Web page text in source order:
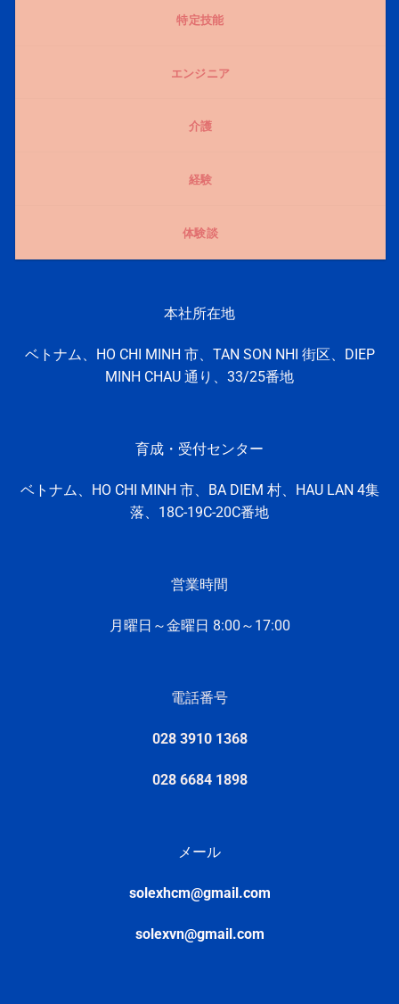
特定技能
エンジニア
介護
経験
体験談
本社所在地
ベトナム、HO CHI MINH 市、TAN SON NHI 街区、DIEP
MINH CHAU 通り、33/25番地
育成・受付センター
ベトナム、HO CHI MINH 市、 BA DIEM 村、 HAU LAN 4集
落、 18C-19C-20C番地
営業時間
月曜日～金曜日 8:00～17:00
電話番号
028 3910 1368
028 6684 1898
メール
solexhcm@gmail.com
solexvn@gmail.com